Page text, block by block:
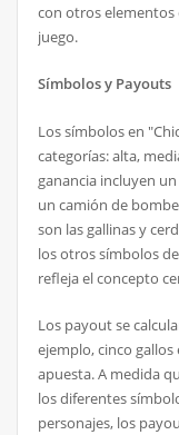
con otros elementos
juego.
Símbolos y Payouts
Los símbolos en
categorías: alta,
ganancia incluyen
un camión de
son las gallinas y
los otros símbolos
refleja el concepto
Los payout se
ejemplo, cinco gallos
apuesta. A medida
los diferentes
personajes, los